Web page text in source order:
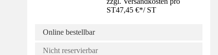
ST47,45 €*/ ST
Online bestellbar
Nicht reservierbar